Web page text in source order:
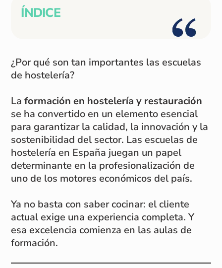
ÍNDICE
¿Por qué son tan importantes las escuelas
de hostelería?
Laformación en hostelería y restauración
se ha convertido en un elemento esencial
para garantizar la calidad, la innovación y la
sostenibilidad del sector. Las escuelas de
hostelería en España juegan un papel
determinante en la profesionalización de
uno de los motores económicos del país.
Ya no basta con saber cocinar: el cliente
actual exige una experiencia completa. Y
esa excelencia comienza en las aulas de
formación.